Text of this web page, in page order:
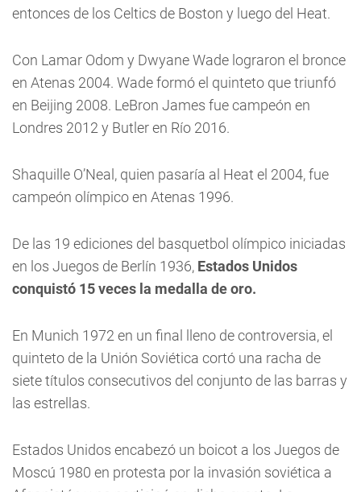
entonces de los Celtics de Boston y luego del Heat.
Con Lamar Odom y Dwyane Wade lograron el bronce
en Atenas 2004. Wade formó el quinteto que triunfó
en Beijing 2008. LeBron James fue campeón en
Londres 2012 y Butler en Río 2016.
Shaquille O’Neal, quien pasaría al Heat el 2004, fue
campeón olímpico en Atenas 1996.
De las 19 ediciones del basquetbol olímpico iniciadas
en los Juegos de Berlín 1936, Estados Unidos
conquistó 15 veces la medalla de oro.
En Munich 1972 en un final lleno de controversia, el
quinteto de la Unión Soviética cortó una racha de
siete títulos consecutivos del conjunto de las barras y
las estrellas.
Estados Unidos encabezó un boicot a los Juegos de
Moscú 1980 en protesta por la invasión soviética a